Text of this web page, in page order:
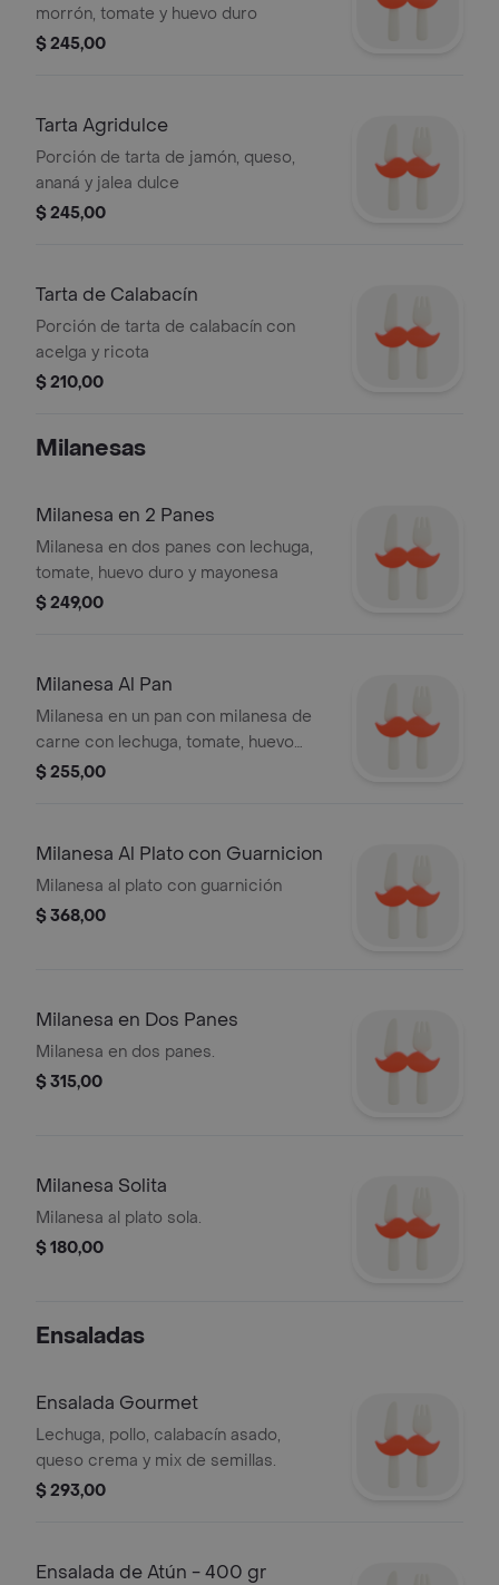
morrón, tomate y huevo duro
$ 245,00
Tarta Agridulce
Porción de tarta de jamón, queso,
ananá y jalea dulce
$ 245,00
Tarta de Calabacín
Porción de tarta de calabacín con
acelga y ricota
$ 210,00
Milanesas
Milanesa en 2 Panes
Milanesa en dos panes con lechuga,
tomate, huevo duro y mayonesa
$ 249,00
Milanesa Al Pan
Milanesa en un pan con milanesa de
carne con lechuga, tomate, huevo
duro y mayonesa
$ 255,00
Milanesa Al Plato con Guarnicion
Milanesa al plato con guarnición
$ 368,00
Milanesa en Dos Panes
Milanesa en dos panes.
$ 315,00
Milanesa Solita
Milanesa al plato sola.
$ 180,00
Ensaladas
Ensalada Gourmet
Lechuga, pollo, calabacín asado,
queso crema y mix de semillas.
$ 293,00
Ensalada de Atún - 400 gr